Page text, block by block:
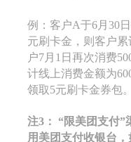
例：客户A于6月30
元刷卡金，则客户
户7月1日再次消费
计线上消费金额为
领取5元刷卡金券包。
注3： “限美团支付”
用美团支付收银台